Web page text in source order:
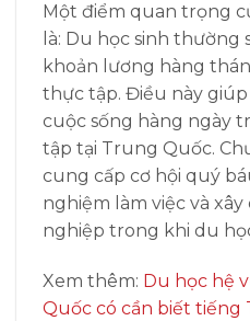
Một điểm quan trọng
là: Du học sinh thường
khoản lương hàng
thực tập. Điều này
cuộc sống hàng ngày
tập tại Trung Quốc.
cung cấp cơ hội quý
nghiệm làm việc và
nghiệp trong khi du
Xem thêm: Du học hệ
Quốc có cần biết tiếng